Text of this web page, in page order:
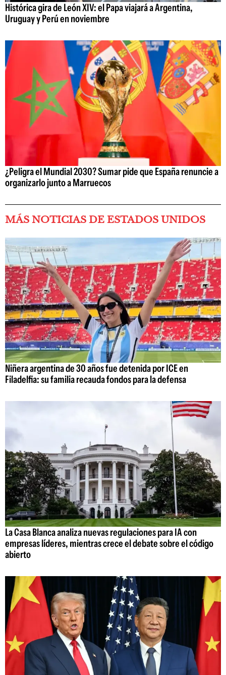
Histórica gira de León XIV: el Papa viajará a Argentina,
Uruguay y Perú en noviembre
¿Peligra el Mundial 2030? Sumar pide que España renuncie a
organizarlo junto a Marruecos
MÁS NOTICIAS DE ESTADOS UNIDOS
Niñera argentina de 30 años fue detenida por ICE en
Filadelfia: su familia recauda fondos para la defensa
La Casa Blanca analiza nuevas regulaciones para IA con
empresas líderes, mientras crece el debate sobre el código
abierto